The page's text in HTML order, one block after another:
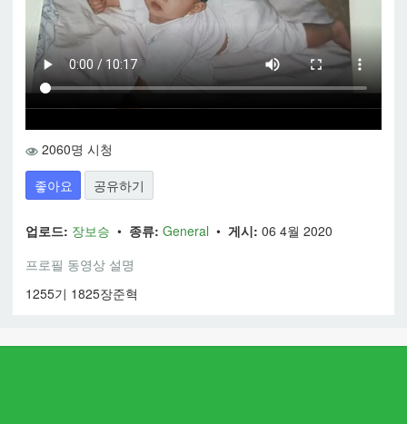
2060명 시청
좋아요
공유하기
업로드: 장보승 • 종류: General • 게시: 06 4월 2020
프로필 동영상 설명
1255기 1825장준혁